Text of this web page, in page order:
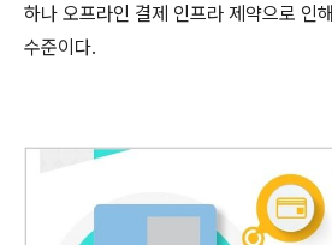
하나 오프라인 결제 인프라 제약으로 인
수준이다.